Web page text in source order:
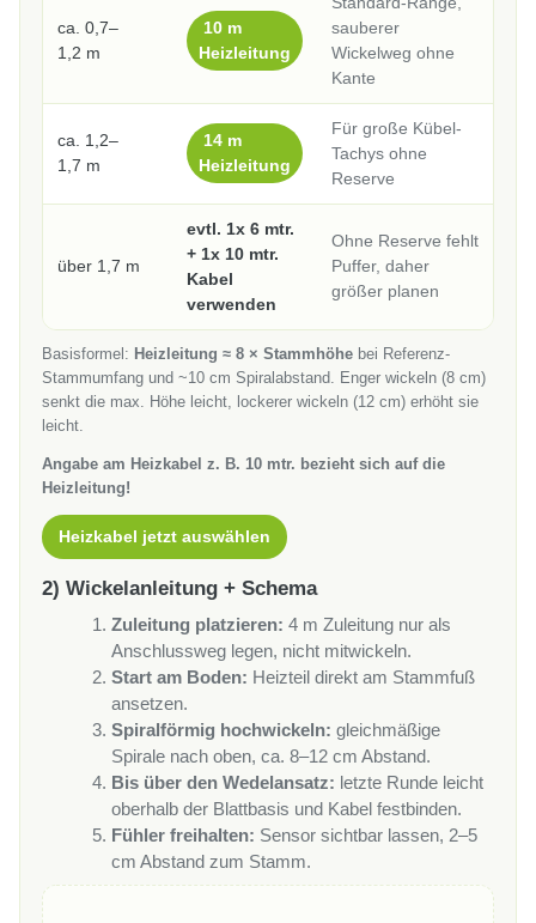
ca. 0,7–
1,2 m
10 m
Heizleitung
sauberer
Wickelweg ohne
Kante
ca. 1,2–
1,7 m
14 m
Heizleitung
Für große Kübel-
Tachys ohne
Reserve
über 1,7 m
evtl. 1x 6 mtr.
+ 1x 10 mtr.
Kabel
verwenden
Ohne Reserve fehlt
Puffer, daher
größer planen
Basisformel: Heizleitung ≈ 8 × Stammhöhe bei Referenz-
Stammumfang und ~10 cm Spiralabstand. Enger wickeln (8 cm)
senkt die max. Höhe leicht, lockerer wickeln (12 cm) erhöht sie
leicht.
Angabe am Heizkabel z. B. 10 mtr. bezieht sich auf die
Heizleitung!
Heizkabel jetzt auswählen
2) Wickelanleitung + Schema
Zuleitung platzieren: 4 m Zuleitung nur als
Anschlussweg legen, nicht mitwickeln.
Start am Boden: Heizteil direkt am Stammfuß
ansetzen.
Spiralförmig hochwickeln: gleichmäßige
Spirale nach oben, ca. 8–12 cm Abstand.
Bis über den Wedelansatz: letzte Runde leicht
oberhalb der Blattbasis und Kabel festbinden.
Fühler freihalten: Sensor sichtbar lassen, 2–5
cm Abstand zum Stamm.